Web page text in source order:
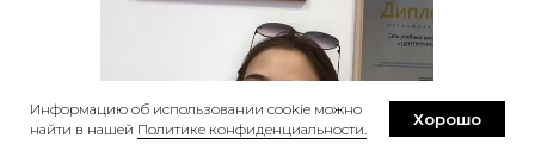
Информацию об использовании cookie можно
найти в нашей Политике конфиденциальности.
Хорошо